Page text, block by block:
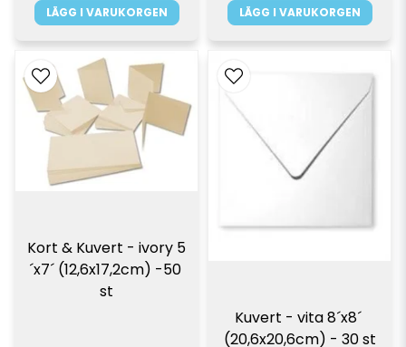
LÄGG I VARUKORGEN LÄGG I VARUKORGEN
Kort & Kuvert - ivory 5
´x7´ (12,6x17,2cm) -50
st
Kuvert - vita 8´x8´
(20,6x20,6cm) - 30 st